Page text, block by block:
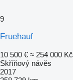
9
Fruehauf
10 500 € ≈ 254 000 Kč
Skříňový návěs
2017